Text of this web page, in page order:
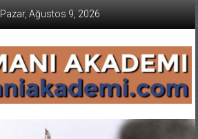
Pazar, Ağustos 9, 2026